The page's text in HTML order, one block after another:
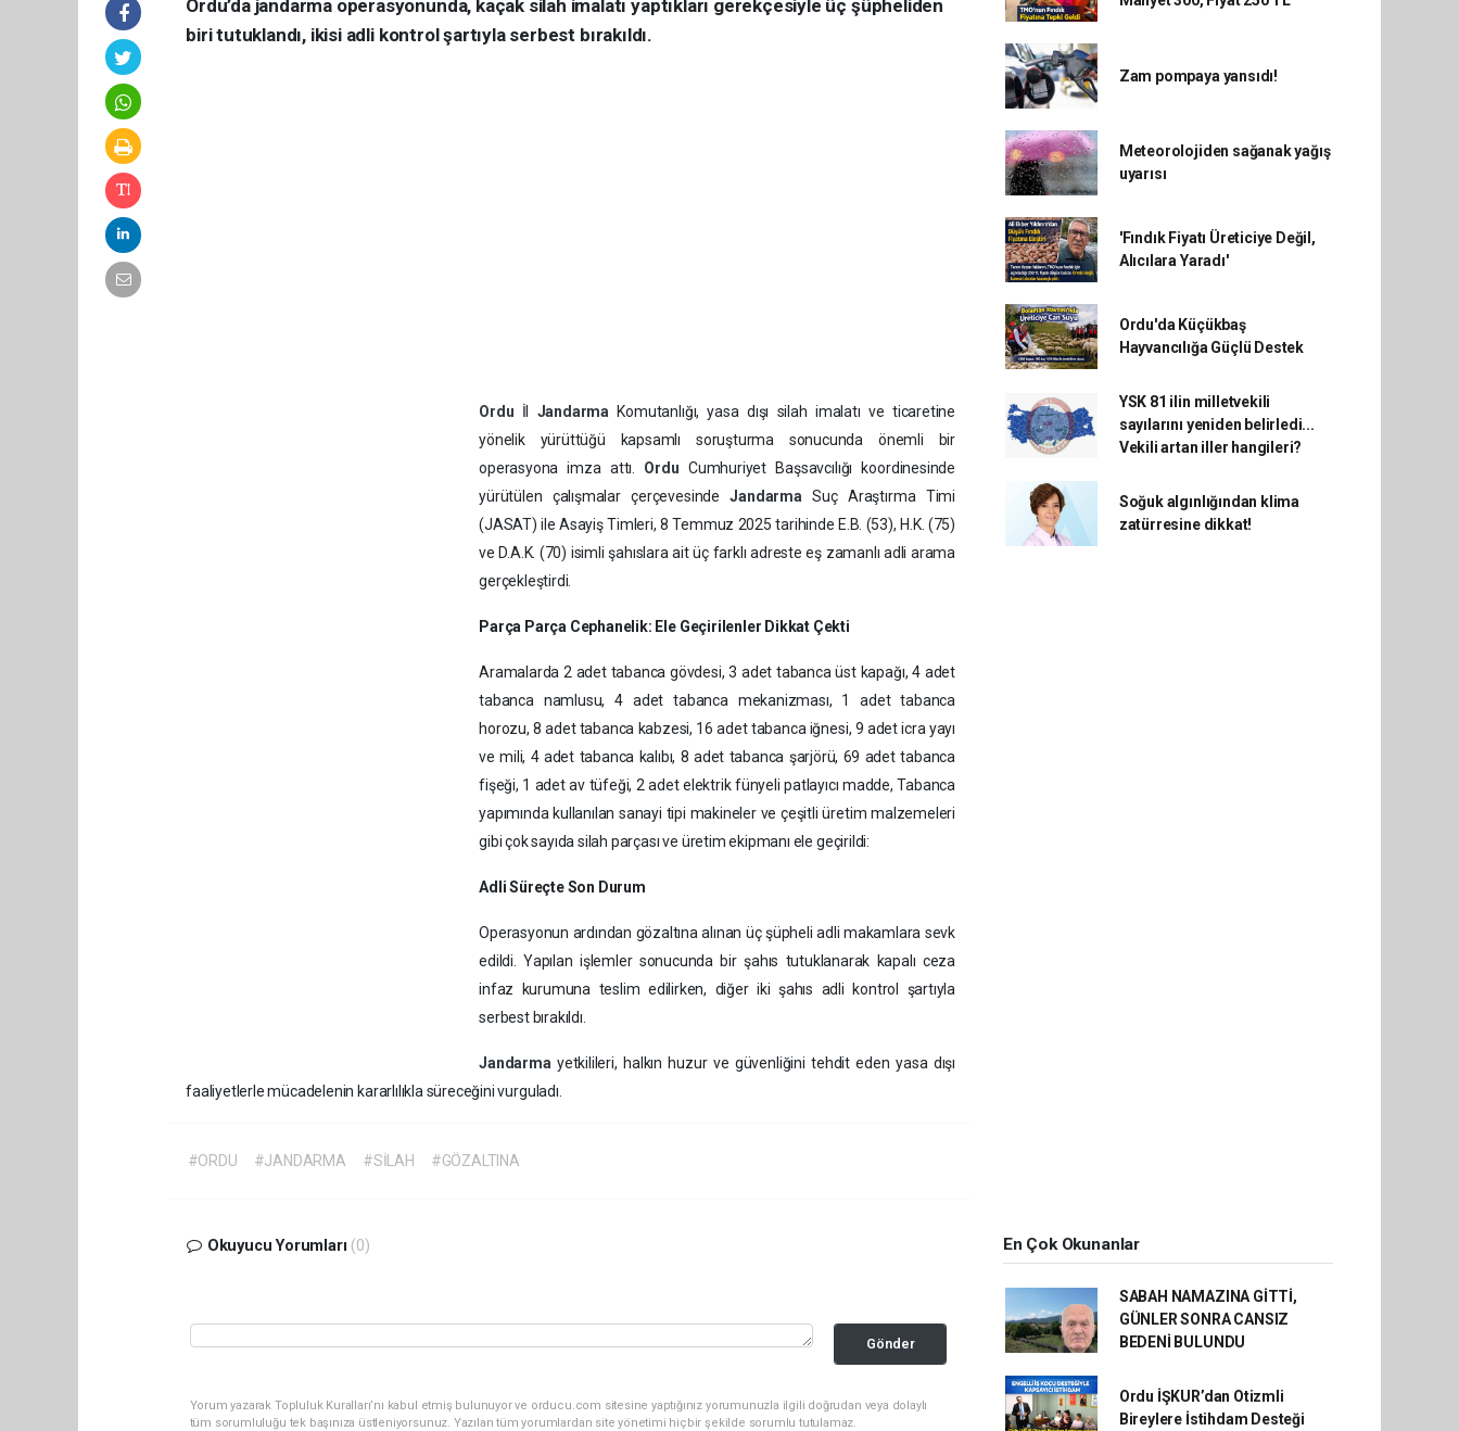
Ordu’da jandarma operasyonunda, kaçak silah imalatı yaptıkları gerekçesiyle üç şüpheliden
biri tutuklandı, ikisi adli kontrol şartıyla serbest bırakıldı.
Ordu İl JandarmaKomutanlığı, yasa dışı silah imalatı ve ticaretine
yönelik yürüttüğü kapsamlı soruşturma sonucunda önemli bir
operasyona imza attı. OrduCumhuriyet Başsavcılığı koordinesinde
yürütülen çalışmalar çerçevesindeJandarmaSuç Araştırma Timi
(JASAT) ile Asayiş Timleri, 8 Temmuz 2025 tarihinde E.B. (53), H.K. (75)
ve D.A.K. (70) isimli şahıslara ait üç farklı adreste eş zamanlı adli arama
gerçekleştirdi.
Parça Parça Cephanelik: Ele Geçirilenler Dikkat Çekti
Aramalarda 2 adet tabanca gövdesi, 3 adet tabanca üst kapağı, 4 adet
tabanca namlusu, 4 adet tabanca mekanizması, 1 adet tabanca
horozu, 8 adet tabanca kabzesi, 16 adet tabanca iğnesi, 9 adet icra yayı
ve mili, 4 adet tabanca kalıbı, 8 adet tabanca şarjörü, 69 adet tabanca
fişeği, 1 adet av tüfeği, 2 adet elektrik fünyeli patlayıcı madde, Tabanca
yapımında kullanılan sanayi tipi makineler ve çeşitli üretim malzemeleri
gibi çok sayıda silah parçası ve üretim ekipmanı ele geçirildi:
Adli Süreçte Son Durum
Operasyonun ardından gözaltına alınan üç şüpheli adli makamlara sevk
edildi. Yapılan işlemler sonucunda bir şahıs tutuklanarak kapalı ceza
infaz kurumuna teslim edilirken, diğer iki şahıs adli kontrol şartıyla
serbest bırakıldı.
Jandarma yetkilileri, halkın huzur ve güvenliğini tehdit eden yasa dışı
faaliyetlerle mücadelenin kararlılıkla süreceğini vurguladı.
#ORDU #JANDARMA #SİLAH #GÖZALTINA
Okuyucu Yorumları (0)
Gönder
Yorum yazarak Topluluk Kuralları’nı kabul etmiş bulunuyor ve orducu.com sitesine yaptığınız yorumunuzla ilgili doğrudan veya dolaylı
tüm sorumluluğu tek başınıza üstleniyorsunuz. Yazılan tüm yorumlardan site yönetimi hiçbir şekilde sorumlu tutulamaz.
Zam pompaya yansıdı!
Meteorolojiden sağanak yağış
uyarısı
'Fındık Fiyatı Üreticiye Değil,
Alıcılara Yaradı'
Ordu'da Küçükbaş
Hayvancılığa Güçlü Destek
YSK 81 ilin milletvekili
sayılarını yeniden belirledi...
Vekili artan iller hangileri?
Soğuk algınlığından klima
zatürresine dikkat!
En Çok Okunanlar
SABAH NAMAZINA GİTTİ,
GÜNLER SONRA CANSIZ
BEDENİ BULUNDU
Ordu İŞKUR’dan Otizmli
Bireylere İstihdam Desteği